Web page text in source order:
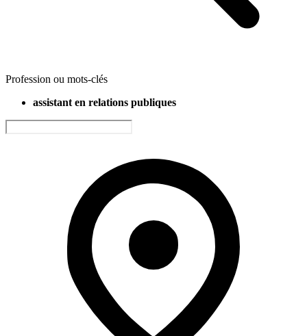
Profession ou mots-clés
assistant en relations publiques